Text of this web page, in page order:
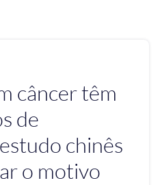
câncer têm
de
chinês
o motivo